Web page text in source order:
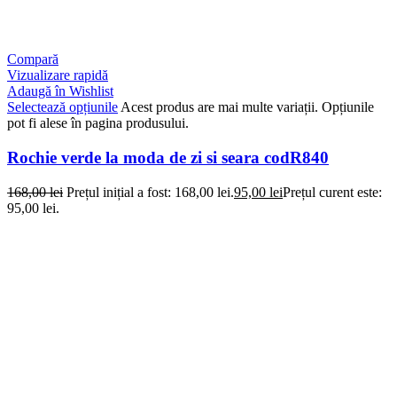
Compară
Vizualizare rapidă
Adaugă în Wishlist
Selectează opțiunile Acest produs are mai multe variații. Opțiunile
pot fi alese în pagina produsului.
Rochie verde la moda de zi si seara codR840
168,00lei Prețul inițial a fost: 168,00 lei.95,00 leiPrețul curent este:
95,00 lei.